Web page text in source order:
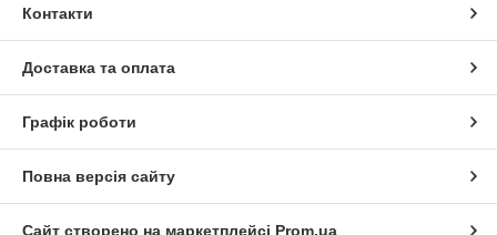
Контакти
Доставка та оплата
Графік роботи
Повна версія сайту
Сайт створено на маркетплейсі Prom.ua